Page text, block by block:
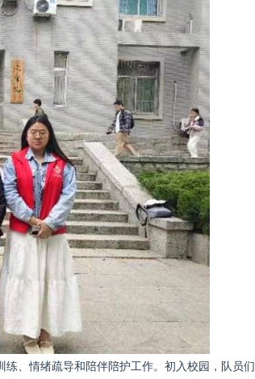
、情绪疏导和陪伴陪护工作。初入校园，队员